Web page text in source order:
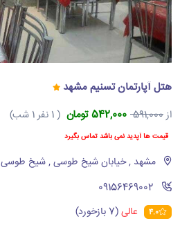
هتل آپارتمان تسنیم مشهد
از591,000 542,000 تومان ( 1 نفر 1 شب)
قیمت ها آپدید نمی باشد تماس بگیرد
مشهد , خیابان شیخ طوسی , شیخ طوسی 11 , رجب زاده 5
‪09156469002‬
4.0 عالی(7 بازخورد)